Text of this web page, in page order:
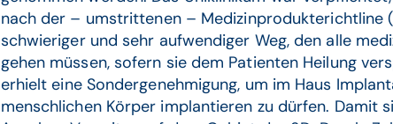
nach der – umstrittenen – Medizinprodukterichtline
schwieriger und sehr aufwendiger Weg, den alle
gehen müssen, sofern sie dem Patienten Heilung
erhielt eine Sondergenehmigung, um im Haus
menschlichen Körper implantieren zu dürfen. Damit